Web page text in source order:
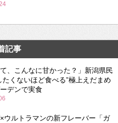
記事
て、こんなに甘かった？」新潟県民
たくないほど食べる”極上えだまめ
デンで実食
ウルトラマンの新フレーバー「ガ